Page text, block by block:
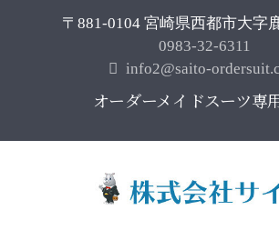
〒881-0104 宮崎県西都市大字
0983-32-6311
info2@saito-
オーダーメイドスーツ専